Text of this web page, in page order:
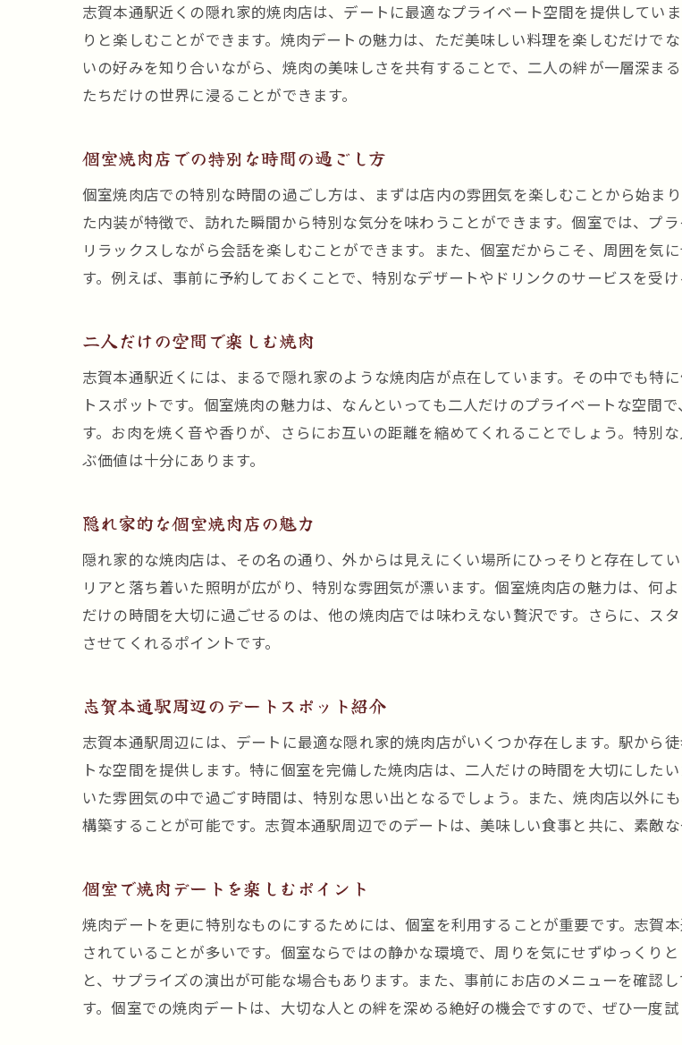
落ち着いた雰囲気で味わう厳選肉
志賀本通駅の隠れ家焼肉店のこだ
贅沢な焼肉を楽しむためのポイント
志賀本通駅周辺の贅沢な焼肉店
二人だけの贅沢な焼肉デートプラン
プライベート空間で過ごす方法
志賀本通駅近くの隠れ家的焼肉店は、デートに最適なプライベート空間を提供してい
りと楽しむことができます。焼肉デートの魅力は、ただ美味しい料理を楽しむだけで
いの好みを知り合いながら、焼肉の美味しさを共有することで、二人の絆が一層深ま
たちだけの世界に浸ることができます。
個室焼肉店での特別な時間の過ごし方
個室焼肉店での特別な時間の過ごし方は、まずは店内の雰囲気を楽しむことから始ま
た内装が特徴で、訪れた瞬間から特別な気分を味わうことができます。個室では、プ
リラックスしながら会話を楽しむことができます。また、個室だからこそ、周囲を気
す。例えば、事前に予約しておくことで、特別なデザートやドリンクのサービスを受け
二人だけの空間で楽しむ焼肉
志賀本通駅近くには、まるで隠れ家のような焼肉店が点在しています。その中でも特
トスポットです。個室焼肉の魅力は、なんといっても二人だけのプライベートな空間
す。お肉を焼く音や香りが、さらにお互いの距離を縮めてくれることでしょう。特別
ぶ価値は十分にあります。
隠れ家的な個室焼肉店の魅力
隠れ家的な焼肉店は、その名の通り、外からは見えにくい場所にひっそりと存在して
リアと落ち着いた照明が広がり、特別な雰囲気が漂います。個室焼肉店の魅力は、何
だけの時間を大切に過ごせるのは、他の焼肉店では味わえない贅沢です。さらに、ス
させてくれるポイントです。
志賀本通駅周辺のデートスポット紹介
志賀本通駅周辺には、デートに最適な隠れ家的焼肉店がいくつか存在します。駅から
トな空間を提供します。特に個室を完備した焼肉店は、二人だけの時間を大切にした
いた雰囲気の中で過ごす時間は、特別な思い出となるでしょう。また、焼肉店以外に
構築することが可能です。志賀本通駅周辺でのデートは、美味しい食事と共に、素敵
個室で焼肉デートを楽しむポイント
焼肉デートを更に特別なものにするためには、個室を利用することが重要です。志賀
されていることが多いです。個室ならではの静かな環境で、周りを気にせずゆっくり
と、サプライズの演出が可能な場合もあります。また、事前にお店のメニューを確認
す。個室での焼肉デートは、大切な人との絆を深める絶好の機会ですので、ぜひ一度試